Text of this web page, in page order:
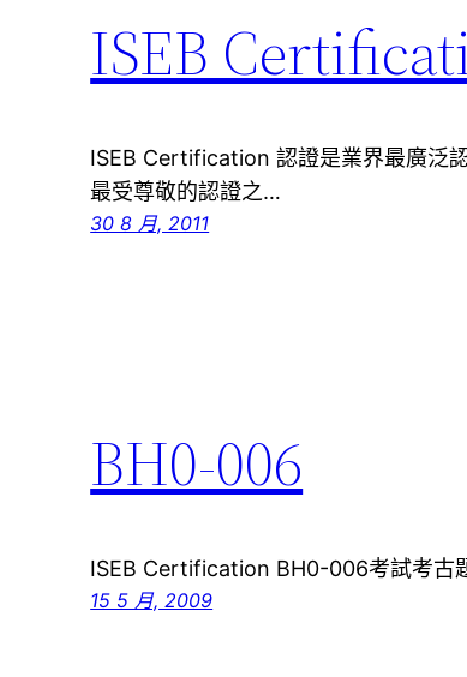
ISEB
ISEB Certification 認證是業界最廣泛
最受尊敬的認證之…
30 8 月, 2011
BH0-006
ISEB Certification BH0-006考試考古
15 5 月, 2009